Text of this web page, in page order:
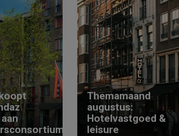
Themamaand
augustus:
Hotelvastgoed &
leisure